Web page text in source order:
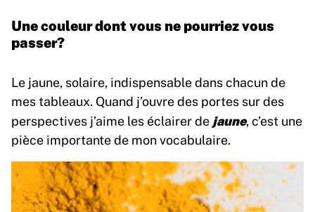
Une couleur dont vous ne pourriez vous
passer?
Le jaune, solaire, indispensable dans chacun de
mes tableaux. Quand j’ouvre des portes sur des
perspectives j’aime les éclairer de jaune, c’est une
pièce importante de mon vocabulaire.